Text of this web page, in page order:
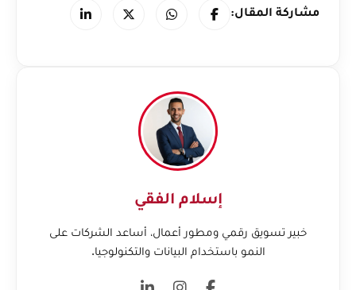
مشاركة المقال:
إسلام الفقي
خبير تسويق رقمي ومطور أعمال، أساعد الشركات على
النمو باستخدام البيانات والتكنولوجيا.